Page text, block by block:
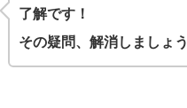
了解です！
その疑問、解消しましょう